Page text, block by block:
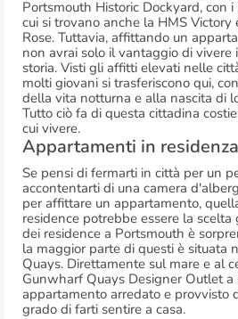
Portsmouth Historic Dockyard, con
cui si trovano anche la HMS
Rose. Tuttavia, affittando un
non avrai solo il vantaggio di vivere
storia. Visti gli affitti elevati nelle
molti giovani si trasferiscono qui,
della vita notturna e alla nascita di
Tutto ciò fa di questa cittadina
cui vivere.
Appartamenti in
Se pensi di fermarti in città per un
accontentarti di una camera
per affittare un appartamento,
residence potrebbe essere la
dei residence a Portsmouth è
la maggior parte di questi è situata
Quays. Direttamente sul mare e al
Gunwharf Quays Designer Outlet a
appartamento arredato e provvisto
grado di farti sentire a casa.